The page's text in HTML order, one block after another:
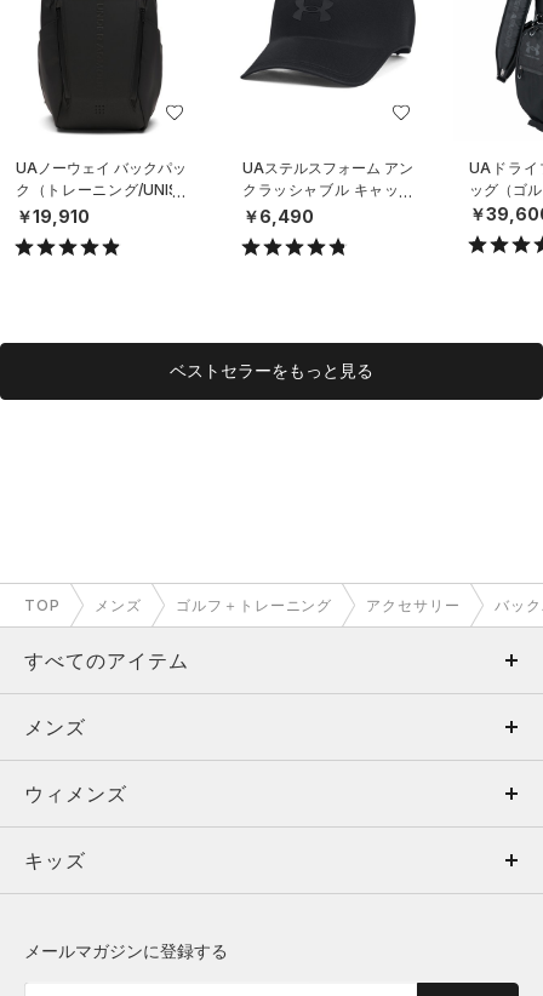
UAノーウェイ バックパッ
ク（トレーニング/UNISE
X）
￥19,910
UAステルスフォーム アン
クラッシャブル キャップ
（ライフスタイル/UNISE
￥6,490
UAドライ
ッグ（ゴ
￥
ベストセラーをもっと見る
TOP メンズ ゴルフ＋トレーニング アクセサリー バッ
すべてのアイテム
メンズ
ウィメンズ
キッズ
メンズ
トップス
ボトムス
ウィメンズ
トップス
キッズ
メールマガジンに登録する